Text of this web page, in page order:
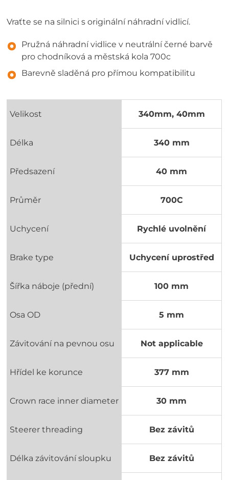
Vraťte se na silnici s originální náhradní vidlicí.
Pružná náhradní vidlice v neutrální černé barvě
pro chodníková a městská kola 700c
Barevně sladěná pro přímou kompatibilitu
Velikost 340mm, 40mm
Délka 340 mm
Předsazení 40 mm
Průměr 700C
Uchycení Rychlé uvolnění
Brake type Uchycení uprostřed
Šířka náboje (přední) 100 mm
Osa OD 5 mm
Závitování na pevnou osu Not applicable
Hřídel ke korunce 377 mm
Crown race inner diameter 30 mm
Steerer threading Bez závitů
Délka závitování sloupku Bez závitů